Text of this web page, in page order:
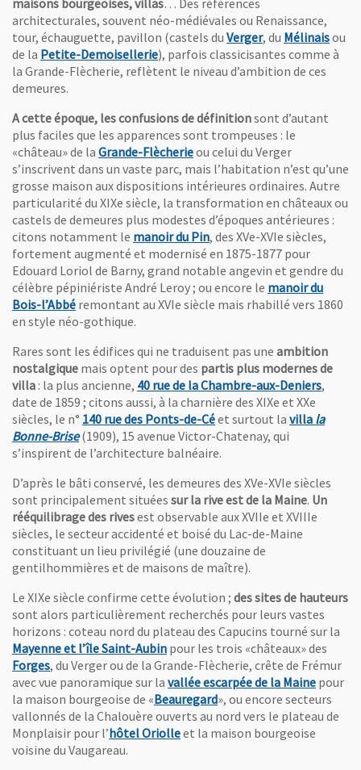
architecturales, souvent néo-médiévales ou Renaissance,
tour, échauguette, pavillon (castels du Verger, Ouvre une
, du Mélinais,ou
de la Petite-Demoisellerie, Ouvre une nouvelle fenêtre
), parfois classicisantes comme à
la Grande-Flècherie, reflètent le niveau d’ambition de ces
demeures.
A cette époque, les confusions de définitionsont d’autant
plus faciles que les apparences sont trompeuses : le
«château» de la Grande-Flècherie, Ouvre une nouvelle fenêtre
ou celui du Verger
s’inscrivent dans un vaste parc, mais l’habitation n’est qu’une
grosse maison aux dispositions intérieures ordinaires. Autre
particularité du XIXe siècle, la transformation en châteaux ou
castels de demeures plus modestes d’époques antérieures :
citons notamment le manoir du Pin, Ouvre une nouvelle
, des XVe-XVIe siècles,
fortement augmenté et modernisé en 1875-1877 pour
Edouard Loriol de Barny, grand notable angevin et gendre du
célèbre pépiniériste André Leroy ; ou encore le manoir du
Bois-l’Abbé, Ouvre une nouvelle fenêtre
remontant au XVIe siècle mais rhabillé vers 1860
en style néo-gothique.
Rares sont les édifices qui ne traduisent pas une ambition
nostalgique mais optent pour des partis plus modernes de
villa : la plus ancienne, 40 rue de la Chambre-aux-Deniers,,
date de 1859 ; citons aussi, à la charnière des XIXe et XXe
siècles, le n° 140 rue des Ponts-de-Cé, Ouvre une nouvelle
et surtout la villa la
Bonne-Brise, Ouvre une nouvelle fenêtre
(1909), 15 avenue Victor-Chatenay, qui
s’inspirent de l’architecture balnéaire.
D’après le bâti conservé, les demeures des XVe-XVIe siècles
sont principalement situées sur la rive est de la Maine. Un
rééquilibrage des rivesest observable aux XVIIe et XVIIIe
siècles, le secteur accidenté et boisé du Lac-de-Maine
constituant un lieu privilégié (une douzaine de
gentilhommières et de maisons de maître).
Le XIXe siècle confirme cette évolution ; des sites de hauteurs
sont alors particulièrement recherchés pour leurs vastes
horizons : coteau nord du plateau des Capucins tourné sur la
Mayenne et l’île Saint-Aubin, Ouvre une nouvelle fenêtre
pour les trois «châteaux» des
Forges, Ouvre une nouvelle fenêtre
, du Verger ou de la Grande-Flècherie, crête de Frémur
avec vue panoramique sur la vallée escarpée de la Maine, Ouvre
pour
la maison bourgeoise de «Beauregard, Ouvre une nouvelle
», ou encore secteurs
vallonnés de la Chalouère ouverts au nord vers le plateau de
Monplaisir pour l’hôtel Oriolle, Ouvre une nouvelle fenêtre
et la maison bourgeoise
voisine du Vaugareau.